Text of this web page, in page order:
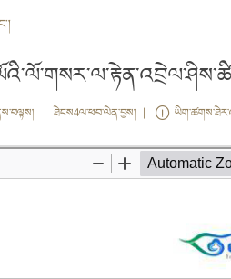
| ཐེངས4ལ་ཕབ་ལེན་བྱས། |